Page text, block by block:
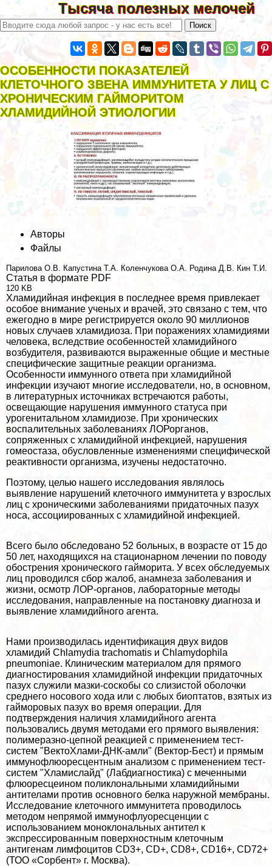
Тысяча полезных мелочей
ОСОБЕННОСТИ ПОКАЗАТЕЛЕЙ
КЛЕТОЧНОГО ЗВЕНА ИММУНИТЕТА У ЛИЦ С
ХРОНИЧЕСКИМ ГАЙМОРИТОМ
ХЛАМИДИЙНОЙ ЭТИОЛОГИИ
Авторы
Файлы
Парилова О.В. Капустина Т.А. Коленчукова О.А. Родина Д.В. Кин Т.И.
Статья в формате PDF
120 KB
Хлaмидийная инфекция в последнее время привлекает
особое внимание ученых и врачей, это связано с тем, что
ежегодно в мире регистрируется около 90 миллионов
новых случаев xлaмидиоза. При поражениях xлaмидиями
человека, вследствие особенностей xлaмидийного
возбудителя, развиваются выраженные общие и местные
специфические защитные реакции организма.
Особенности иммунного ответа при xлaмидийной
инфекции изучают многие исследователи, но, в основном,
в литературных источниках встречаются работы,
освещающие нарушения иммунного статуса при
урогeнитaльном xлaмидиозе. При хронических
воспалительных заболеваниях ЛОРорганов,
сопряженных с xлaмидийной инфекцией, нарушения
гомеостаза, обусловленные изменениями специфической
реактивности организма, изучены недостаточно.
Поэтому, целью нашего исследования являлось
выявление нарушений клеточного иммунитета у взрослых
лиц с хроническими заболеваниями придаточных пазух
носа, ассоциированных с xлaмидийной инфекцией.
Всего было обследовано 52 больных, в возрасте от 15 до
50 лет, находящихся на стационарном лечении по поводу
обострения хронического гайморита. У всех обследуемых
лиц проводился сбор жалоб, анамнеза заболевания и
жизни, осмотр ЛОР-органов, лабораторные методы
исследования, направленные на постановку диагноза и
выявление xлaмидийного агента.
Нами производилась идентификация двух видов
xлaмидий Chlamydia trachomatis и Chlamydophila
pneumoniae. Клиническим материалом для прямого
диагностирования xлaмидийной инфекции придаточных
пазух служили мазки-соскобы со слизистой оболочки
среднего носового хода или с любых биоптатов, взятых из
гайморовых пазух во время операции. Для
подтверждения наличия xлaмидийного агента
пользовались двумя методами его прямого выявления:
полимеразно-цепной реакцией с применением тест-
систем "ВектоХлами-ДНК-амли" (Вектор-Бест) и прямым
иммунофлюоресцентным анализом с применением тест-
систем "Хламислайд" (Лабдиагностика) с меченными
флюоресцеином поликлональными xлaмидийными
антителами против основного белка наружной мембраны.
Исследование клеточного иммунитета проводилось
методом непрямой иммунофлуоресценции с
использованием моноклональных антител к
экспрессированным поверхностным клеточным
антигенам лимфоцитов СD3+, СD+, СD8+, CD16+, CD72+
(ТОО «Сорбент» г. Москва).